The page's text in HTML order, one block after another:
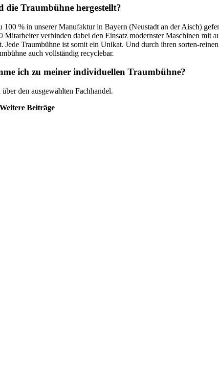
die Traumbühne hergestellt?
100 % in unserer Manufaktur in Bayern (Neustadt an der Aisch)
Mitarbeiter verbinden dabei den Einsatz modernster Maschinen mit
Jede Traumbühne ist somit ein Unikat. Und durch ihren sorten-
auch vollständig recyclebar.
ich zu meiner individuellen Traumbühne?
den ausgewählten Fachhandel.
Weitere Beiträge